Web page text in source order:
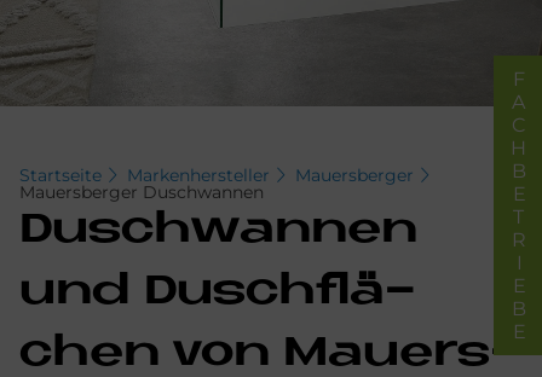
Startseite Markenhersteller Mauersberger
Mauersberger Duschwannen
Dusch­wan­nen
und Dusch­flä­
chen von Mau­ers­
FACHBETRIEBE